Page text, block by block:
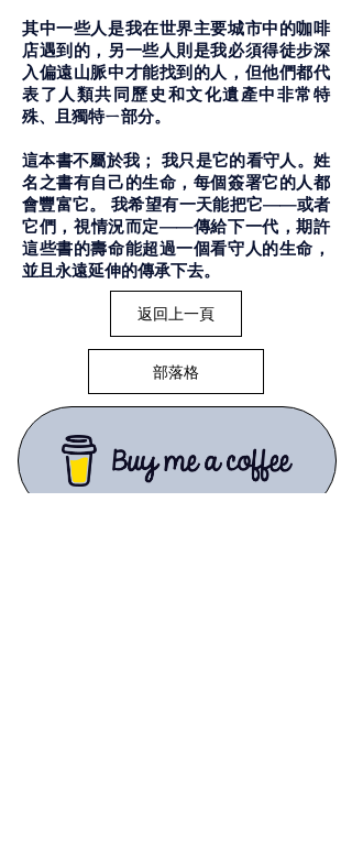
其中一些人是我在世界主要城市中的咖啡
店遇到的，另一些人則是我必須得徒步深
入偏遠山脈中才能找到的人，但他們都代
表了人類共同歷史和文化遺產中非常特
殊、且獨特ㄧ部分。
這本書不屬於我； 我只是它的看守人。姓
名之書有自己的生命，每個簽署它的人都
會豐富它。 我希望有一天能把它——或者
它們，視情況而定——傳給下一代，期許
這些書的壽命能超過一個看守人的生命，
並且永遠延伸的傳承下去。
返回上一頁
部落格